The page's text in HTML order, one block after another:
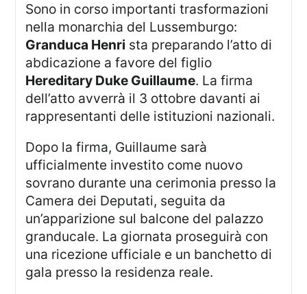
Sono in corso importanti trasformazioni
nella monarchia del Lussemburgo:
Granduca Henri sta preparando l’atto di
abdicazione a favore del figlio
Hereditary Duke Guillaume. La firma
dell’atto avverrà il 3 ottobre davanti ai
rappresentanti delle istituzioni nazionali.
Dopo la firma, Guillaume sarà
ufficialmente investito come nuovo
sovrano durante una cerimonia presso la
Camera dei Deputati, seguita da
un’apparizione sul balcone del palazzo
granducale. La giornata proseguirà con
una ricezione ufficiale e un banchetto di
gala presso la residenza reale.